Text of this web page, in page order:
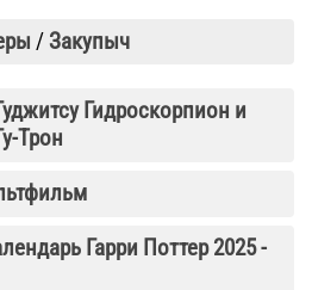
/Закупыч
Гидроскорпион и
Трон
Гарри Поттер 2025 -